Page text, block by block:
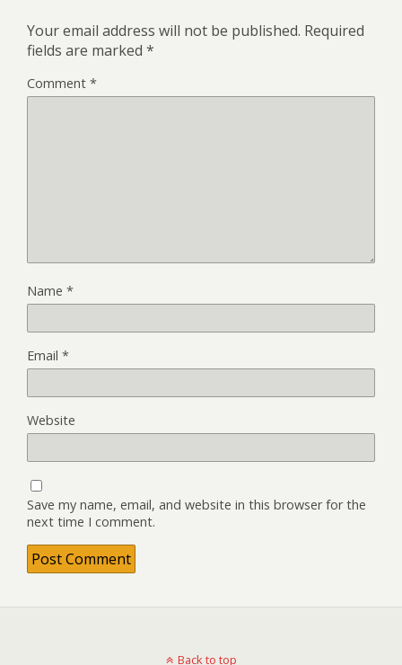
Your email address will not be published. Required
fields are marked *
Comment *
Name *
Email *
Website
Save my name, email, and website in this browser for the
next time I comment.
Back to top